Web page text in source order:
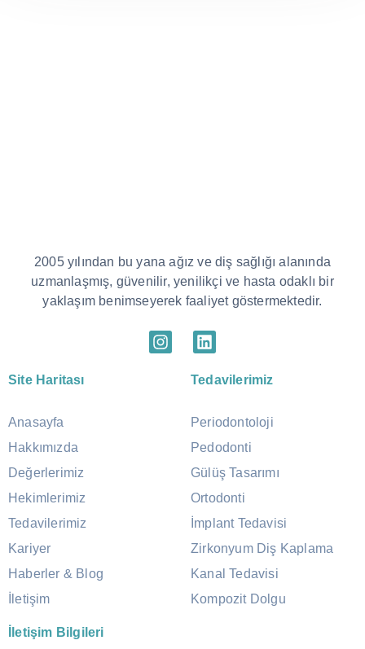
2005 yılından bu yana ağız ve diş sağlığı alanında
uzmanlaşmış, güvenilir, yenilikçi ve hasta odaklı bir
yaklaşım benimseyerek faaliyet göstermektedir.
Site Haritası
Anasayfa
Hakkımızda
Değerlerimiz
Hekimlerimiz
Tedavilerimiz
Kariyer
Haberler & Blog
İletişim
Tedavilerimiz
Periodontoloji
Pedodonti
Gülüş Tasarımı
Ortodonti
İmplant Tedavisi
Zirkonyum Diş Kaplama
Kanal Tedavisi
Kompozit Dolgu
İletişim Bilgileri